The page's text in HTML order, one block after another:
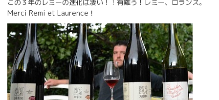
この３年のレミーの進化は凄い！！有難う！レミー、ロランス。
Merci Remi et Laurence！